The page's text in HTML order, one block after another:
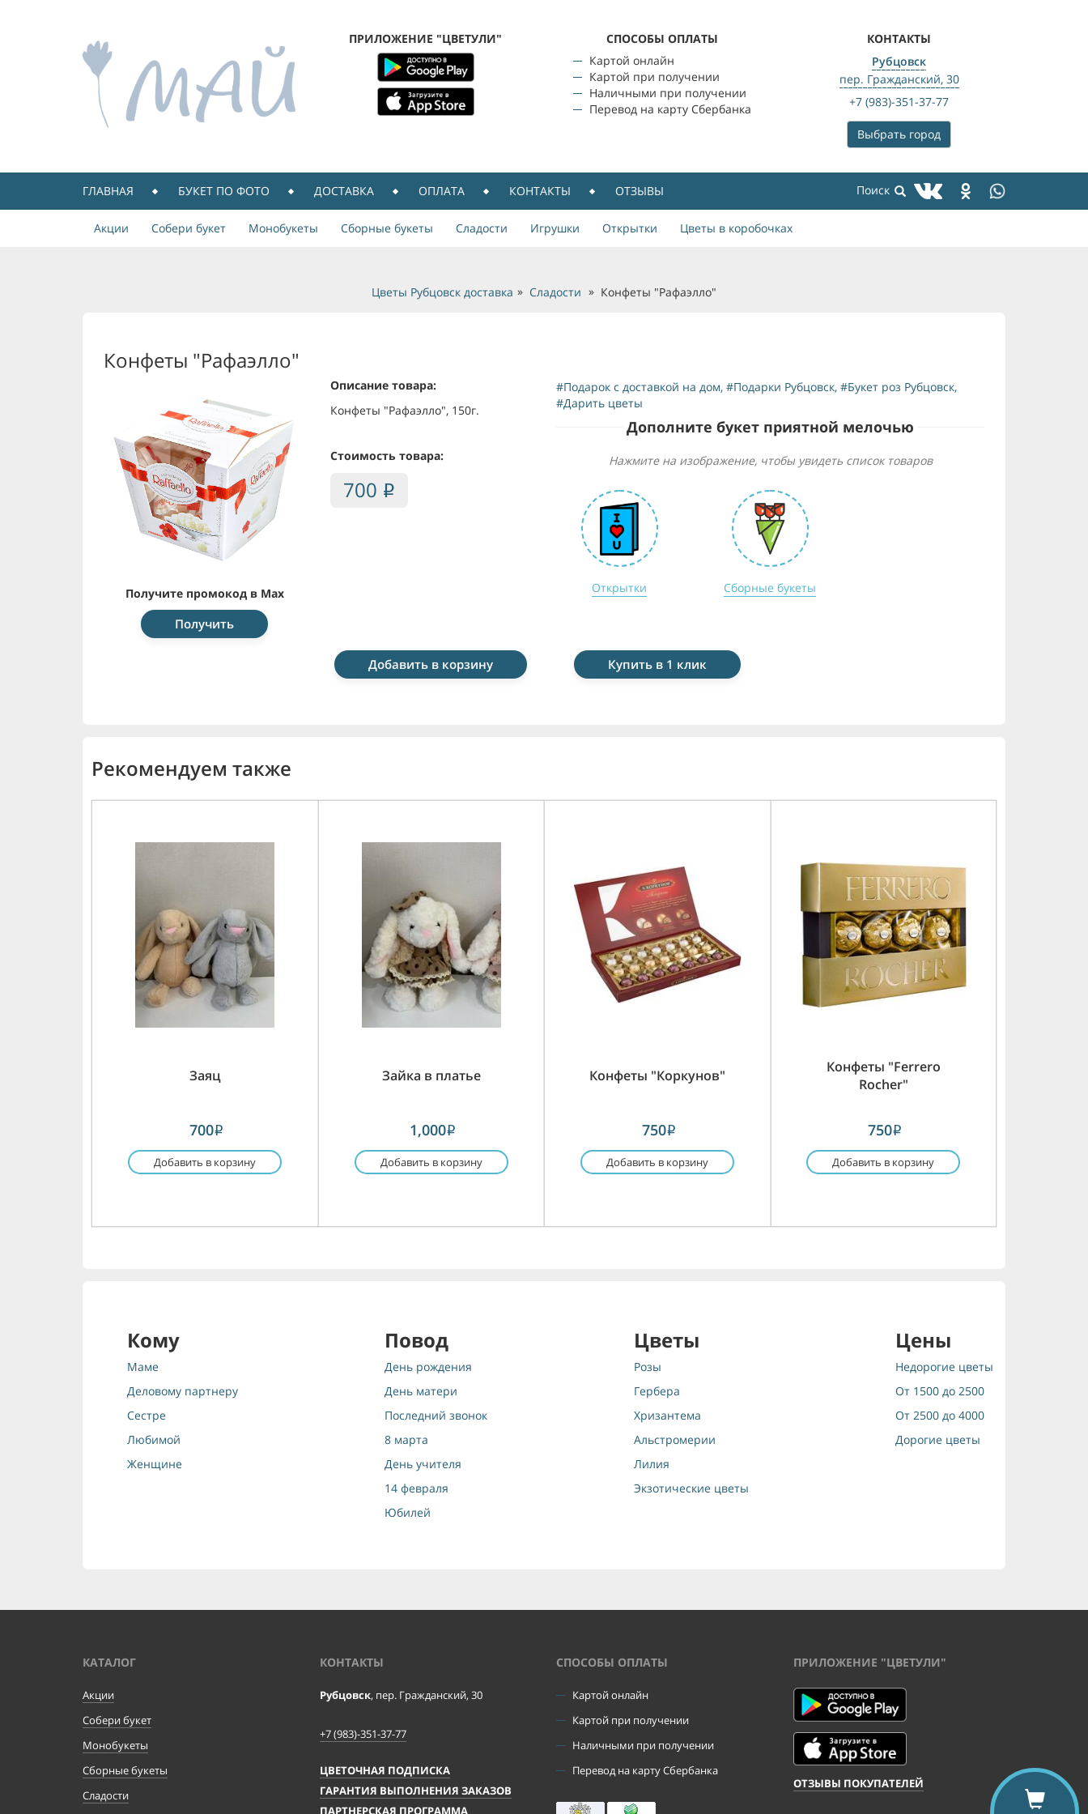
ПРИЛОЖЕНИЕ "ЦВЕТУЛИ"
CПОСОБЫ ОПЛАТЫ
Картой онлайн
Картой при получении
Наличными при получении
Перевод на карту Сбербанка
КОНТАКТЫ
Рубцовск
пер. Гражданский, 30
+7 (983)-351-37-77
Выбрать город
ГЛАВНАЯ БУКЕТ ПО ФОТО ДОСТАВКА ОПЛАТА КОНТАКТЫ ОТЗЫВЫ
Акции Собери букет Монобукеты Сборные букеты Сладости Игрушки Открытки Цветы в коробочках
Цветы Рубцовск доставка Сладости Конфеты "Рафаэлло"
Конфеты "Рафаэлло"
Получите промокод в Max
Получить
Описание товара:
Конфеты "Рафаэлло", 150г.
Стоимость товара:
700 i
#Подарок с доставкой на дом, #Подарки Рубцовск, #Букет роз Рубцовск,
#Дарить цветы
Дополните букет приятной мелочью
Нажмите на изображение, чтобы увидеть список товаров
Открытки Сборные букеты
Добавить в корзину Купить в 1 клик
Рекомендуем также
Заяц
700i
Добавить в корзину
Зайка в платье
1,000i
Добавить в корзину
Конфеты "Коркунов"
750i
Добавить в корзину
Конфеты "Ferrero
Rocher"
750i
Добавить в корзину
Кому
Маме
Деловому партнеру
Сестре
Любимой
Женщине
Повод
День рождения
День матери
Последний звонок
8 марта
День учителя
14 февраля
Юбилей
Цветы
Розы
Гербера
Хризантема
Альстромерии
Лилия
Экзотические цветы
Цены
Недорогие цветы
От 1500 до 2500
От 2500 до 4000
Дорогие цветы
КАТАЛОГ
Акции
Собери букет
Монобукеты
Сборные букеты
Сладости
КОНТАКТЫ
Рубцовск, пер. Гражданский, 30
+7 (983)-351-37-77
ЦВЕТОЧНАЯ ПОДПИСКА
ГАРАНТИЯ ВЫПОЛНЕНИЯ ЗАКАЗОВ
ПАРТНЕРСКАЯ ПРОГРАММА
CПОСОБЫ ОПЛАТЫ
Картой онлайн
Картой при получении
Наличными при получении
Перевод на карту Сбербанка
ПРИЛОЖЕНИЕ "ЦВЕТУЛИ"
ОТЗЫВЫ ПОКУПАТЕЛЕЙ